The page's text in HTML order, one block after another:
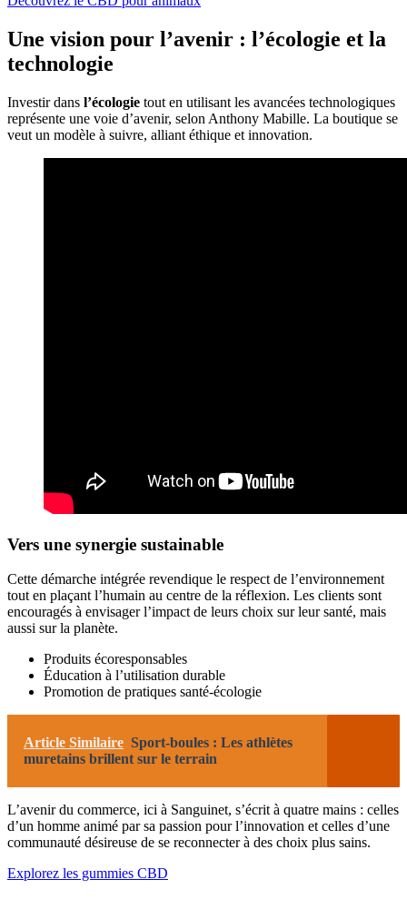
Une vision pour l’avenir : l’écologie et la
technologie
Investir dans l’écologie tout en utilisant les avancées technologiques
représente une voie d’avenir, selon Anthony Mabille. La boutique se
veut un modèle à suivre, alliant éthique et innovation.
Vers une synergie sustainable
Cette démarche intégrée revendique le respect de l’environnement
tout en plaçant l’humain au centre de la réflexion. Les clients sont
encouragés à envisager l’impact de leurs choix sur leur santé, mais
aussi sur la planète.
Produits écoresponsables
Éducation à l’utilisation durable
Promotion de pratiques santé-écologie
Article Similaire Sport-boules : Les athlètes
muretains brillent sur le terrain
L’avenir du commerce, ici à Sanguinet, s’écrit à quatre mains : celles
d’un homme animé par sa passion pour l’innovation et celles d’une
communauté désireuse de se reconnecter à des choix plus sains.
Explorez les gummies CBD